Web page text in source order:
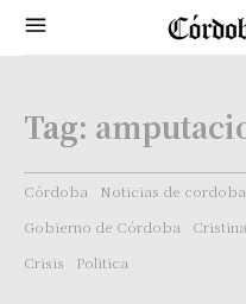
Tag:
Córdoba Noticias de cordoba
Gobierno de Córdoba
Crisis
Politica